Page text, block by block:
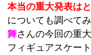
本当の重大発表は
についても調べてみ
舞さんの今回の重
フィギュアスケー